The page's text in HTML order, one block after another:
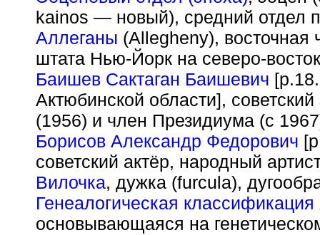
kainos — новый), средний отдел
Аллеганы (Allegheny), восточная
штата Нью-Йорк на северо-
Баишев Сактаган Баишевич
Актюбинской области],
(1956) и член Президиума (с
Борисов Александр Федорович
советский актёр, народный
Вилочка, дужка (furcula),
Генеалогическая классификация
основывающаяся на